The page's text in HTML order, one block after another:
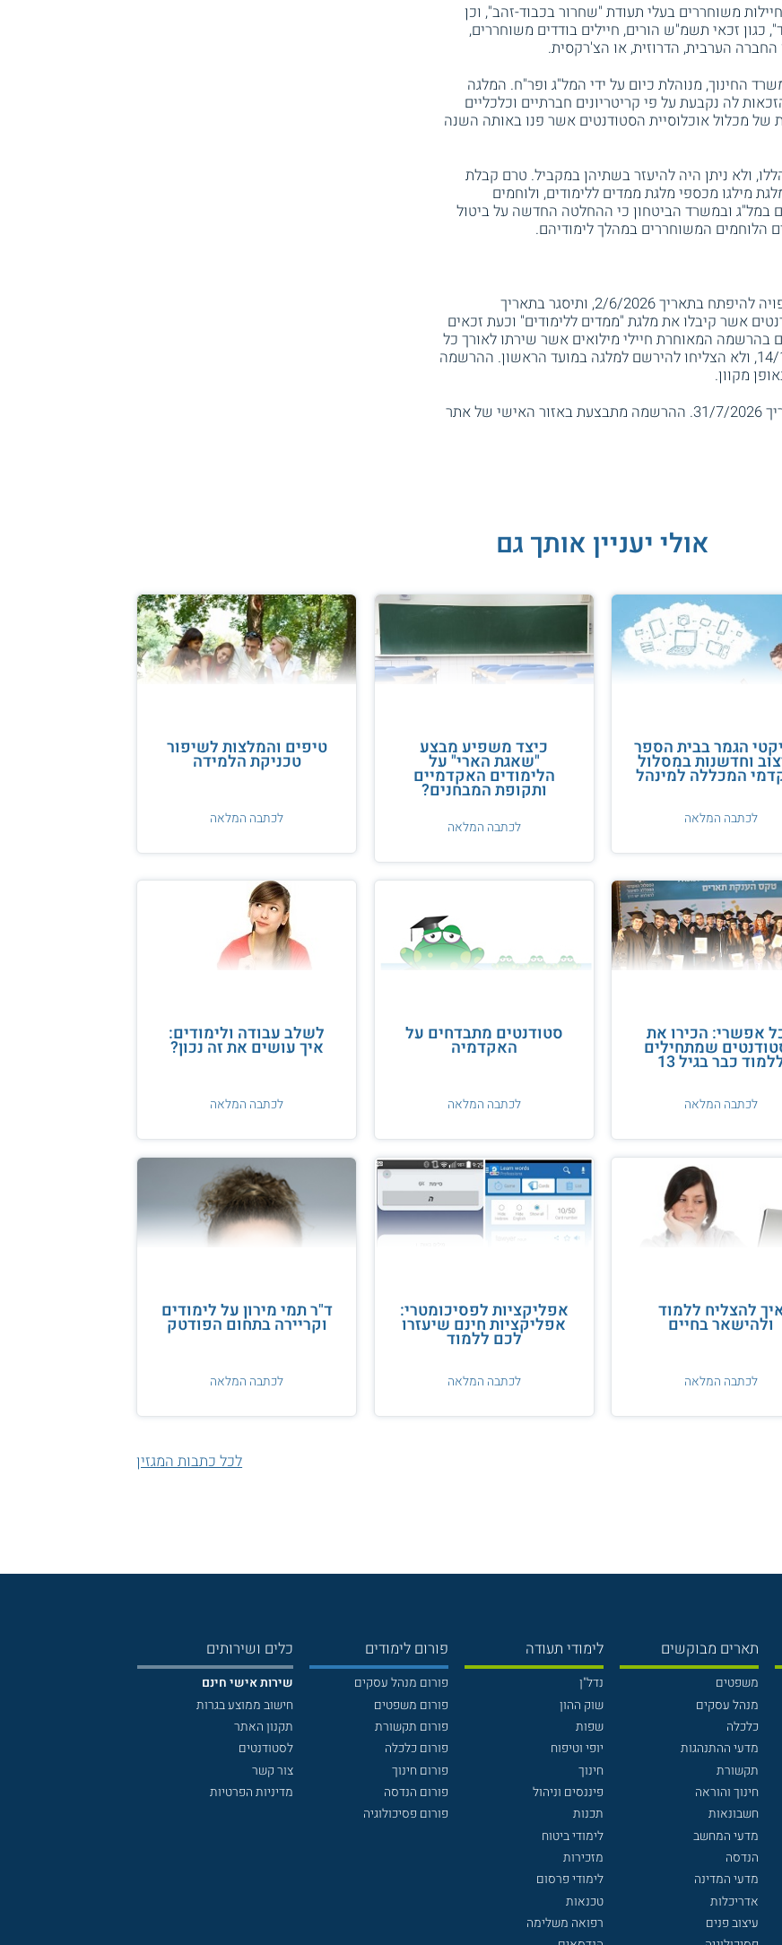
משוחררים בעלי תעודת "שחרור בכבוד-זהב", וכן
כגון זכאי תשמ"ש הורים, חיילים בודדים משוחררים,
הערבית, הדרוזית, או הצ'רקסית.
החינוך, מנוהלת כיום על ידי המל"ג ופר"ח. המלגה
לה נקבעת על פי קריטריונים חברתיים וכלכליים
של מכלול אוכלוסיית הסטודנטים אשר פנו באותה השנה
ולא ניתן היה להיעזר בשתיהן במקביל. טרם קבלת
מכספי מלגת ממדים ללימודים, ולוחמים
במל"ג ובמשרד הביטחון כי ההחלטה החדשה על ביטול
הלוחמים המשוחררים במהלך לימודיהם.
שימו לב, ההרשמה המאוחרת למלגת מיל-GO צפויה להיפתח בתאריך 2/6/2026, ותיסגר בתאריך
אשר קיבלו את מלגת "ממדים ללימודים" וכעת זכאים
בהרשמה המאוחרת חיילי מילואים אשר שירתו לאורך כל
התקופה שבין התאריכים 14/12/2025-13/1/2026, ולא הצליחו להירשם למלגה במועד הראשון. ההרשמה
מקוון.
למלגת "ממדים ללימודים" ניתן להירשם עד לתאריך 31/7/2026. ההרשמה מתבצעת באזור האישי של אתר
אולי יעניין אותך גם
הגמר בבית הספר
וחדשנות במסלול
המכללה למינהל
לכתבה המלאה
כיצד משפיע מבצע
"שאגת הארי" על
הלימודים האקדמיים
ותקופת המבחנים?
לכתבה המלאה
טיפים והמלצות לשיפור
טכניקת הלמידה
לכתבה המלאה
אפשרי: הכירו את
שמתחילים
כבר בגיל 13
לכתבה המלאה
סטודנטים מתבדחים על
האקדמיה
לכתבה המלאה
לשלב עבודה ולימודים:
איך עושים את זה נכון?
לכתבה המלאה
להצליח ללמוד
ולהישאר בחיים
לכתבה המלאה
אפליקציות לפסיכומטרי:
אפליקציות חינם שיעזרו
לכם ללמוד
לכתבה המלאה
ד"ר תמי מירון על לימודים
וקריירה בתחום הפודטק
לכתבה המלאה
לכל כתבות המגזין
תארים מבוקשים
משפטים
מנהל עסקים
כלכלה
מדעי ההתנהגות
תקשורת
חינוך והוראה
חשבונאות
מדעי המחשב
הנדסה
מדעי המדינה
אדריכלות
עיצוב פנים
לימודי תעודה
נדל"ן
שוק ההון
שפות
יופי וטיפוח
חינוך
פיננסים וניהול
תכנות
לימודי ביטוח
מזכירות
לימודי פרסום
טכנאות
רפואה משלימה
פורום לימודים
פורום מנהל עסקים
פורום משפטים
פורום תקשורת
פורום כלכלה
פורום חינוך
פורום הנדסה
פורום פסיכולוגיה
כלים ושירותים
שירות אישי חינם
חישוב ממוצע בגרות
תקנון האתר
לסטודנטים
צור קשר
מדיניות הפרטיות